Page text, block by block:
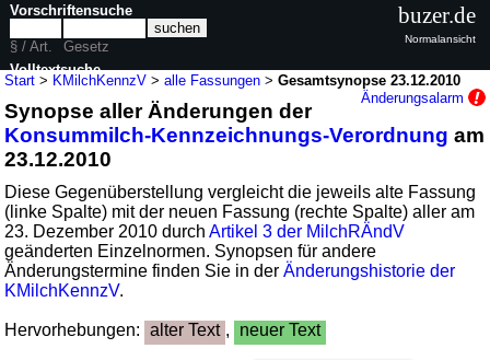
Start > KMilchKennzV >alle Fassungen >Gesamtsynopse 23.12.2010
Änderungsalarm
Synopse aller Änderungen der
Konsummilch-Kennzeichnungs-Verordnung am
23.12.2010
Diese Gegenüberstellung vergleicht die jeweils alte Fassung
(linke Spalte) mit der neuen Fassung (rechte Spalte) aller am
23. Dezember 2010 durchArtikel 3 der MilchRÄndV
geänderten Einzelnormen. Synopsen für andere
Änderungstermine finden Sie in derÄnderungshistorie der
KMilchKennzV.
Hervorhebungen: alter Text , neuer Text
Vorschriftensuche
§ / Art.
Gesetz
Volltextsuche
nur in KMilchKennzV
buzer.de
Normalansicht